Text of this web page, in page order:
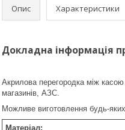
Опис Характеристики
Докладна інформація
Акрилова перегородка між касою
магазинів, АЗС.
Можливе виготовлення будь-яких
Матеріал: